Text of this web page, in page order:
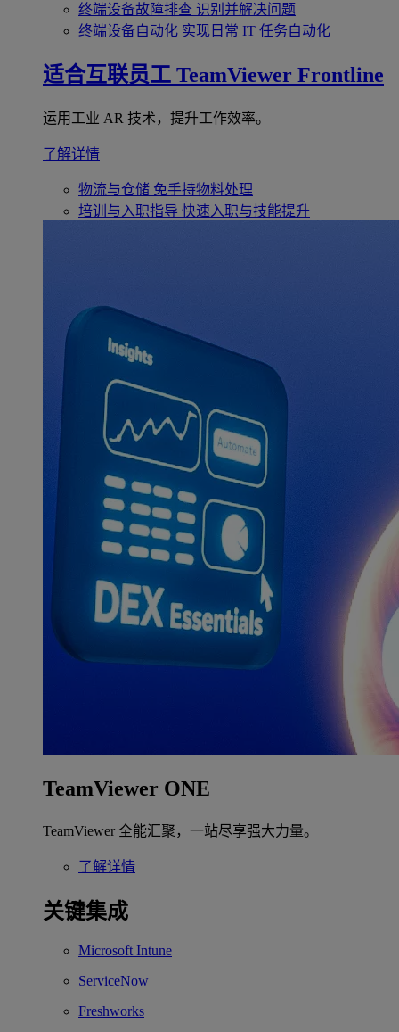
终端设备故障排查 识别并解决问题
终端设备自动化 实现日常 IT 任务自动化
适合互联员工 TeamViewer Frontline
运用工业 AR 技术，提升工作效率。
了解详情
物流与仓储 免手持物料处理
培训与入职指导 快速入职与技能提升
TeamViewer ONE
TeamViewer 全能汇聚，一站尽享强大力量。
了解详情
关键集成
Microsoft Intune
ServiceNow
Freshworks